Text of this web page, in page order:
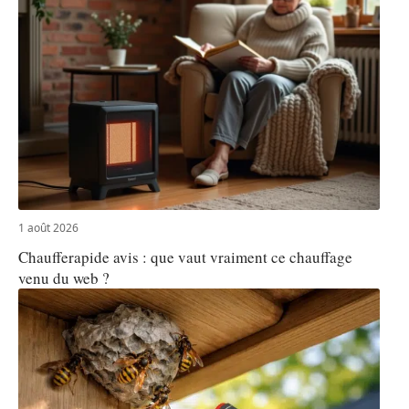
1 août 2026
Chaufferapide avis : que vaut vraiment ce chauffage
venu du web ?